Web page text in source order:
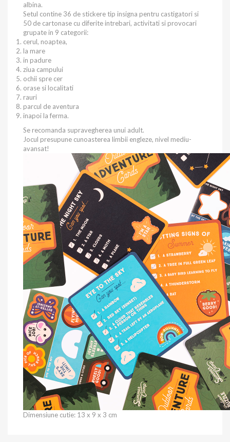
albina.
Setul contine 36 de stickere tip insigna pentru castigatori si
50 de cartonase cu diferite intrebari, activitati si provocari
grupate in 9 categorii:
cerul, noaptea,
la mare
in padure
ziua campului
ochii spre cer
orase si localitati
rauri
parcul de aventura
inapoi la ferma.
Se recomanda supravegherea unui adult.
Jocul presupune cunoasterea limbii engleze, nivel mediu-
avansat!
Dimensiune cutie: 13 x 9 x 3 cm